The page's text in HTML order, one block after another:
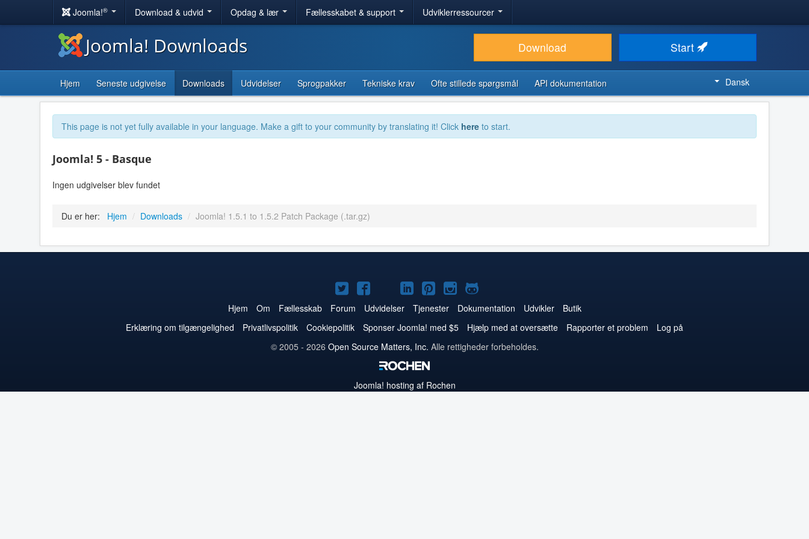
Joomla!® Download & udvid Opdag & lær Fællesskabet & support Udviklerressourcer
Joomla! Downloads Download Start
Hjem Seneste udgivelse Downloads Udvidelser Sprogpakker Tekniske krav Ofte stillede spørgsmål API dokumentation Dansk
This page is not yet fully available in your language. Make a gift to your community by translating it! Click here to start.
Joomla! 5 - Basque
Ingen udgivelser blev fundet
Du er her: Hjem / Downloads / Joomla! 1.5.1 to 1.5.2 Patch Package (.tar.gz)
Joomla!
på
Twitter
Joomla!
på
Facebook
Joomla!
på
YouTube
Joomla!
på
LinkedIn
Joomla!
på
Pinterest
Joomla!
på
Instagram
Joomla!
på
GitHub
Hjem Om Fællesskab Forum Udvidelser Tjenester Dokumentation Udvikler
Butik
Erklæring om tilgængelighed
Privatlivspolitik Cookiepolitik Sponser Joomla! med $5 Hjælp med at oversætte Rapporter et problem
Log på
© 2005 - 2026 Open Source Matters, Inc. Alle rettigheder forbeholdes.
Joomla! hosting af Rochen